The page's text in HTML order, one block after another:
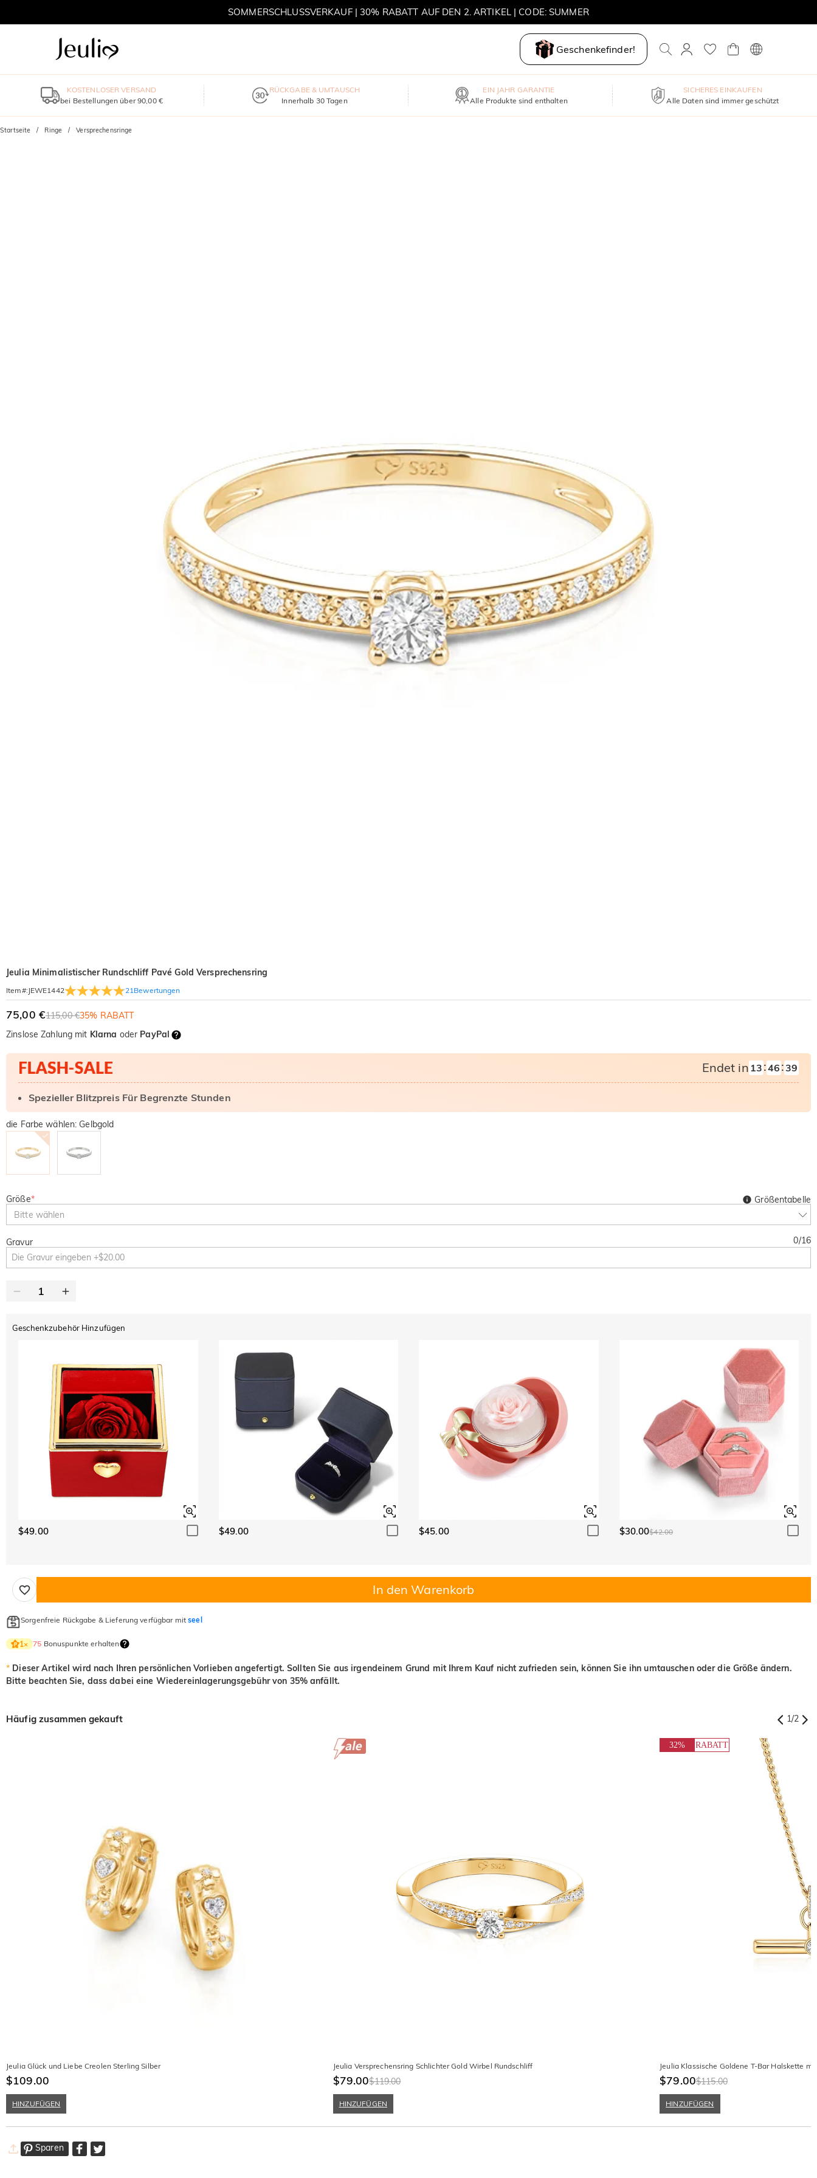
SOMMERSCHLUSSVERKAUF | 30% RABATT AUF DEN 2. ARTIKEL | CODE: SUMMER
Geschenkefinder!
KOSTENLOSER VERSAND
bei Bestellungen über 90,00 €
RÜCKGABE & UMTAUSCH
Innerhalb 30 Tagen
EIN JAHR GARANTIE
Alle Produkte sind enthalten
SICHERES EINKAUFEN
Alle Daten sind immer geschützt
Startseite Ringe Versprechensringe
Jeulia Minimalistischer Rundschliff Pavé Gold Versprechensring
Item#: JEWE1442 21 Bewertungen
75,00 €115,00 €35% RABATT
Zinslose Zahlung mit Klarna oder PayPal
Endet in 13:46:38
Spezieller Blitzpreis Für Begrenzte Stunden
die Farbe wählen: Gelbgold
Größe*
Bitte wählen
Größentabelle
Gravur 0/16
Geschenkzubehör Hinzufügen
$49.00 $49.00 $45.00 $30.00$42.00
In den Warenkorb
Sorgenfreie Rückgabe & Lieferung verfügbar mitseel
1× 75 Bonuspunkte erhalten
* Dieser Artikel wird nach Ihren persönlichen Vorlieben angefertigt. Sollten Sie aus irgendeinem Grund mit Ihrem Kauf nicht zufrieden sein, können Sie ihn umtauschen oder die Größe ändern.
Bitte beachten Sie, dass dabei eine Wiedereinlagerungsgebühr von 35% anfällt.
Häufig zusammen gekauft 1/2
Jeulia Glück und Liebe Creolen Sterling Silber
$109.00
HINZUFÜGEN
Jeulia Versprechensring Schlichter Gold Wirbel Rundschliff
$79.00$119.00
HINZUFÜGEN
32% RABATT
Jeulia Klassische Goldene T-Bar Halskette
$79.00$115.00
HINZUFÜGEN
Sparen